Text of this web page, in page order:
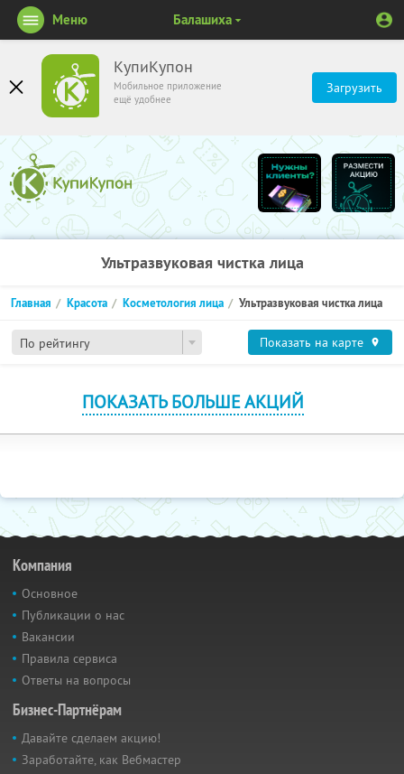
КупиКупон
Мобильное приложение
ещё удобнее
Загрузить
Меню Балашиха
Ультразвуковая чистка лица
По рейтингу
Главная Красота Косметология лица Ультразвуковая чистка лица
Показать на карте
ПОКАЗАТЬ БОЛЬШЕ АКЦИЙ
Компания
Основное
Публикации о нас
Вакансии
Правила сервиса
Ответы на вопросы
Бизнес-Партнёрам
Давайте сделаем акцию!
Заработайте, как Вебмастер